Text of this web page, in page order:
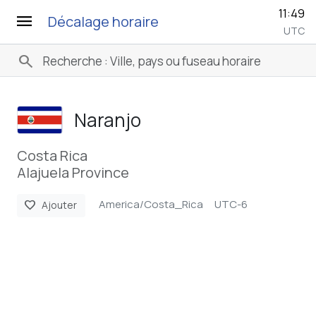
menu Décalage horaire 11:49
UTC
search
Naranjo
Costa Rica
Alajuela Province
favorite Ajouter America/Costa_Rica UTC-6